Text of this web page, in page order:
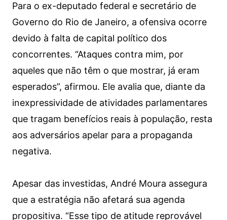
​Para o ex-deputado federal e secretário de
Governo do Rio de Janeiro, a ofensiva ocorre
devido à falta de capital político dos
concorrentes. “Ataques contra mim, por
aqueles que não têm o que mostrar, já eram
esperados”, afirmou. Ele avalia que, diante da
inexpressividade de atividades parlamentares
que tragam benefícios reais à população, resta
aos adversários apelar para a propaganda
negativa.
​Apesar das investidas, André Moura assegura
que a estratégia não afetará sua agenda
propositiva. ​“Esse tipo de atitude reprovável